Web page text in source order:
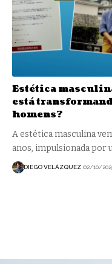
Estética
está
homens?
A estética masculina
anos, impulsionada por
DIEGO VELÁZQUEZ 02/10/